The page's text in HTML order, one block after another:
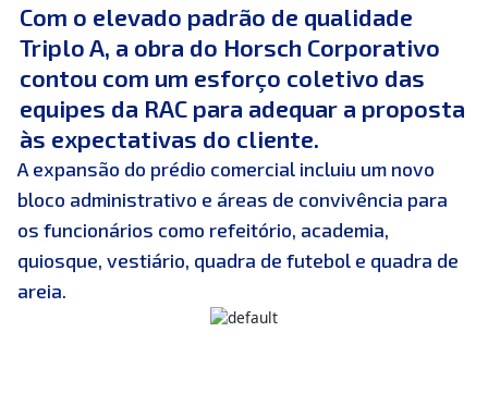
Com o elevado padrão de qualidade
Triplo A, a obra do Horsch Corporativo
contou com um esforço coletivo das
equipes da RAC para adequar a proposta
às expectativas do cliente.
A expansão do prédio comercial incluiu um novo
bloco administrativo e áreas de convivência para
os funcionários como refeitório, academia,
quiosque, vestiário, quadra de futebol e quadra de
areia.